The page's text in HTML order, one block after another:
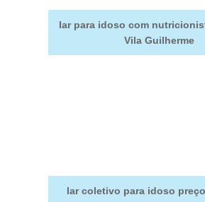
lar para idoso com
Vila Guilherme
lar coletivo para idoso